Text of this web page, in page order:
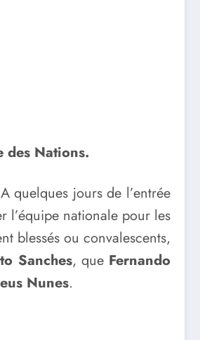
des Nations.
quelques jours de l’entrée
l’équipe nationale pour les
blessés ou convalescents,
Sanches, que Fernando
Nunes.